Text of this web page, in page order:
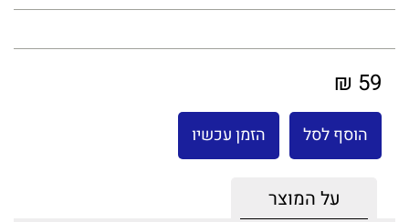
59 ₪
הוסף לסל הזמן עכשיו
על המוצר